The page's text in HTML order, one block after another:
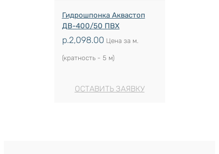
Гидрошпонка Аквастоп
ДВ-400/50 ПВХ
р.2,098.00 Цена за м.
(кратность - 5 м)
ОСТАВИТЬ ЗАЯВКУ